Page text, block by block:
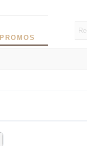
PROMOS